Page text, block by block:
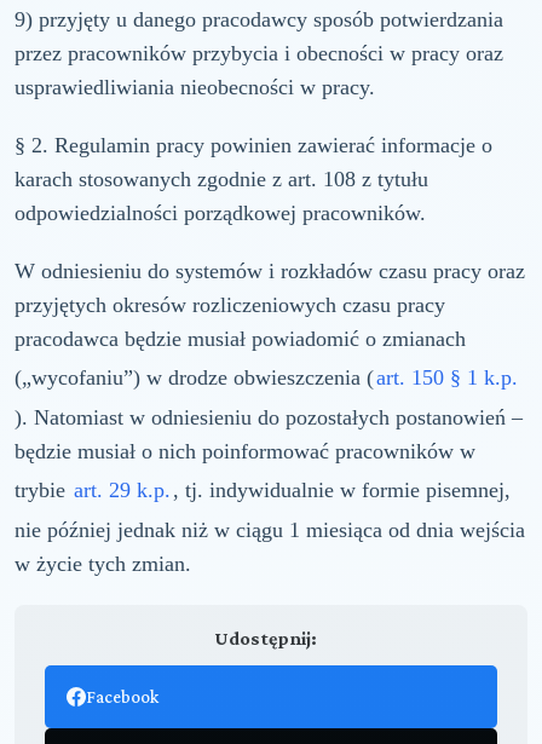
9) przyjęty u danego pracodawcy sposób potwierdzania
przez pracowników przybycia i obecności w pracy oraz
usprawiedliwiania nieobecności w pracy.
§ 2. Regulamin pracy powinien zawierać informacje o
karach stosowanych zgodnie z art. 108 z tytułu
odpowiedzialności porządkowej pracowników.
W odniesieniu do systemów i rozkładów czasu pracy oraz
przyjętych okresów rozliczeniowych czasu pracy
pracodawca będzie musiał powiadomić o zmianach
(„wycofaniu”) w drodze obwieszczenia (art. 150 § 1 k.p.
). Natomiast w odniesieniu do pozostałych postanowień –
będzie musiał o nich poinformować pracowników w
trybie art. 29 k.p. , tj. indywidualnie w formie pisemnej,
nie później jednak niż w ciągu 1 miesiąca od dnia wejścia
w życie tych zmian.
Udostępnij:
Facebook